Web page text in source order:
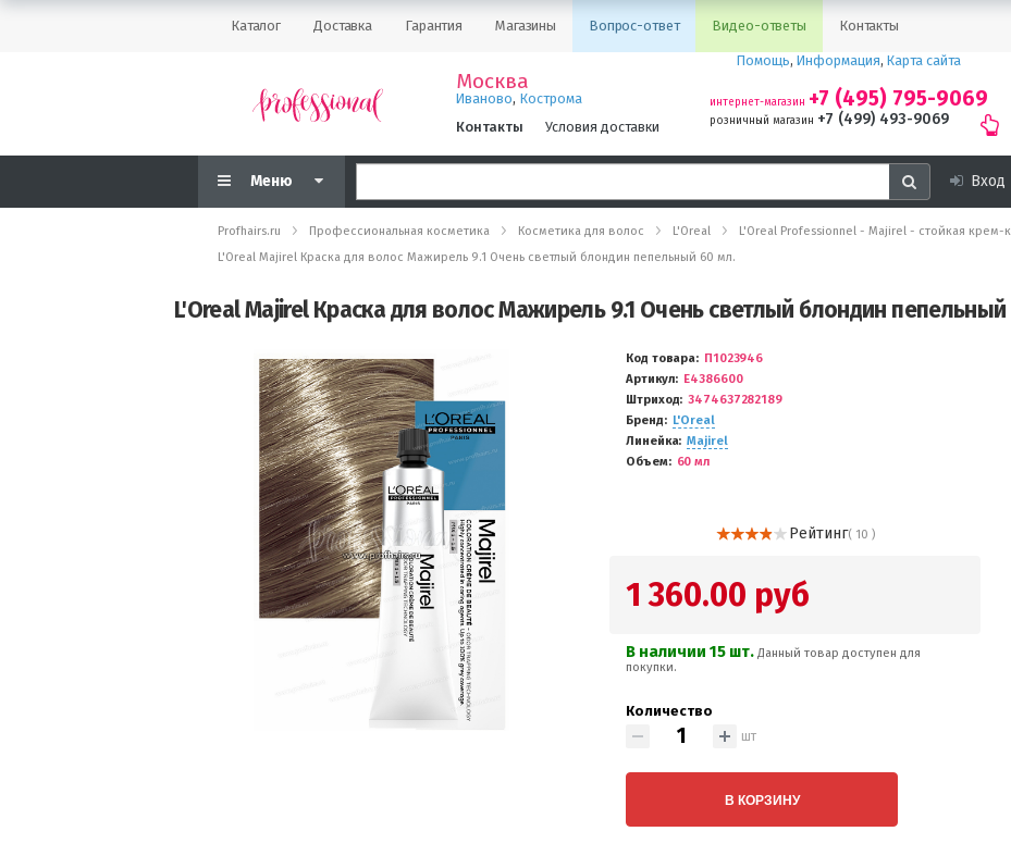
Каталог Доставка Гарантия Магазины Вопрос-ответ Видео-ответы Контакты
Москва
Иваново, Кострома
Контакты
Условия доставки
Помощь, Информация, Карта сайта
интернет-магазин +7 (495) 795-9069
розничный магазин +7 (499) 493-9069
Меню Вход
Profhairs.ru Профессиональная косметика Косметика для волос L'Oreal
L'Oreal Professionnel - Majirel - стойкая крем-
L'Oreal Majirel Краска для волос Мажирель 9.1 Очень светлый блондин пепельный 60 мл.
L'Oreal Majirel Краска для волос Мажирель 9.1 Очень светлый блондин
Код товара
П1023946
Артикул
E4386600
Штриход
3474637282189
Бренд
L'Oreal
Линейка
Majirel
Объем
60 мл
Рейтинг( 10 )
1 360.00 руб
В наличии 15 шт.Данный товар доступен для
покупки.
Количество
шт
В КОРЗИНУ